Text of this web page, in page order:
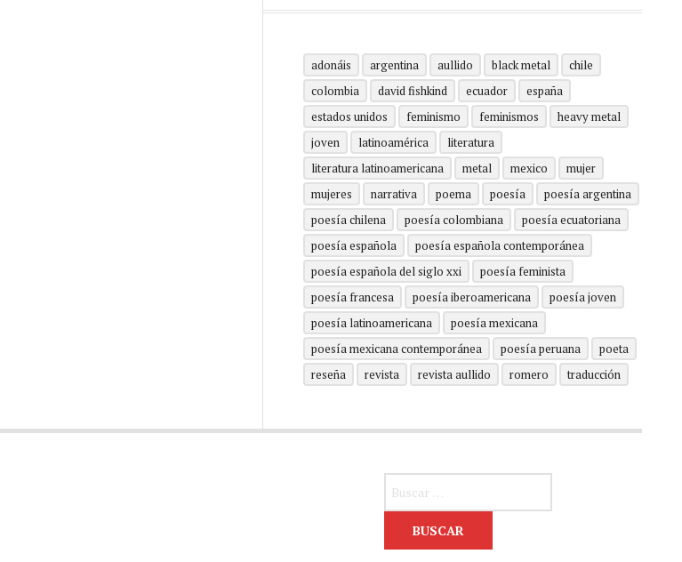
adonáis argentina aullido black metal
chile
colombia
david fishkind ecuador
españa
estados unidos
feminismo feminismos
heavy metal
joven
latinoamérica
literatura
literatura latinoamericana
metal mexico
mujer
mujeres
narrativa poema poesía
poesía argentina
poesía chilena
poesía colombiana
poesía ecuatoriana
poesía española
poesía española contemporánea
poesía española del siglo xxi
poesía feminista
poesía francesa
poesía iberoamericana
poesía joven
poesía latinoamericana
poesía mexicana
poesía mexicana contemporánea
poesía peruana
poeta
reseña
revista revista aullido romero traducción